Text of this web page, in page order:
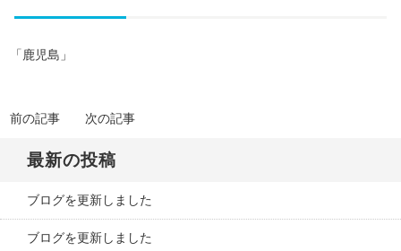
「鹿児島」
前の記事 次の記事
最新の投稿
ブログを更新しました
ブログを更新しました